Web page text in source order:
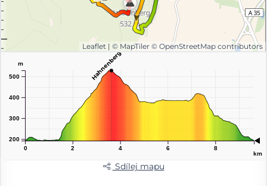
Leaflet | © MapTiler © OpenStreetMap contributors
0 2 4 6 8
km
200
300
400
500
m Hahnenberg
Sdílej mapu